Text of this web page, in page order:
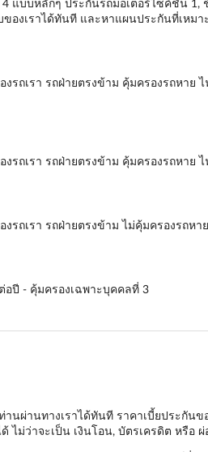
4 แบบหลักๆ ประกันรถมอเตอร์ไซค์ชั้น 1,
งเราได้ทันที และหาแผนประกันที่เหม
รถเรา รถฝ่ายตรงข้าม คุ้มครองรถหา
รถเรา รถฝ่ายตรงข้าม คุ้มครองรถหาย
รถเรา รถฝ่ายตรงข้าม ไม่คุ้มครองรถห
อปี - คุ้มครองเฉพาะบุคคลที่ 3
นผ่านทางเราได้ทันที ราคาเบี้ยประกัน
ม่ว่าจะเป็น เงินโอน, บัตรเครดิต หรือ